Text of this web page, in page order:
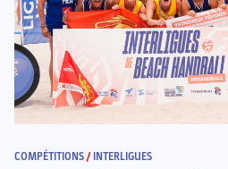
COMPÉTITIONS / INTERLIGUES